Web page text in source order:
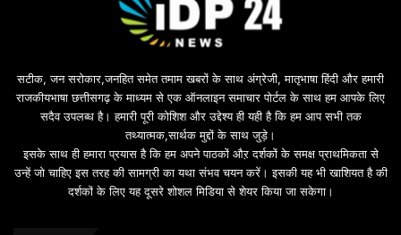
सटीक, जन सरोकार,जनहित समेत तमाम खबरों के साथ अंग्रेजी, मातृभाषा हिंदी और हमारी
राजकीयभाषा छत्तीसगढ़ के माध्यम से एक ऑनलाइन समाचार पोर्टल के साथ हम आपके लिए
सदैव उपलब्ध है। हमारी पूरी कोशिश और उद्देश्य ही यही है कि हम आप सभी तक
तथ्यात्मक,सार्थक मुद्दों के साथ जुड़े।
इसके साथ ही हमारा प्रयास है कि हम अपने पाठकों औऱ दर्शकों के समक्ष प्राथमिकता से
उन्हें जो चाहिए इस तरह की सामग्री का यथा संभव चयन करें। इसकी यह भी खाशियत है की
दर्शकों के लिए यह दूसरे शोशल मिडिया से शेयर किया जा सकेगा।